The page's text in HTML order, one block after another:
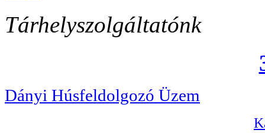
Tárhelyszolgáltatónk
Dányi Húsfeldolgozó Üzem